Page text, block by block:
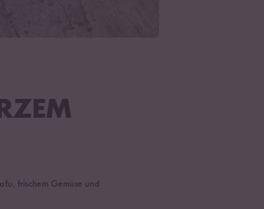
frischem Gemüse und